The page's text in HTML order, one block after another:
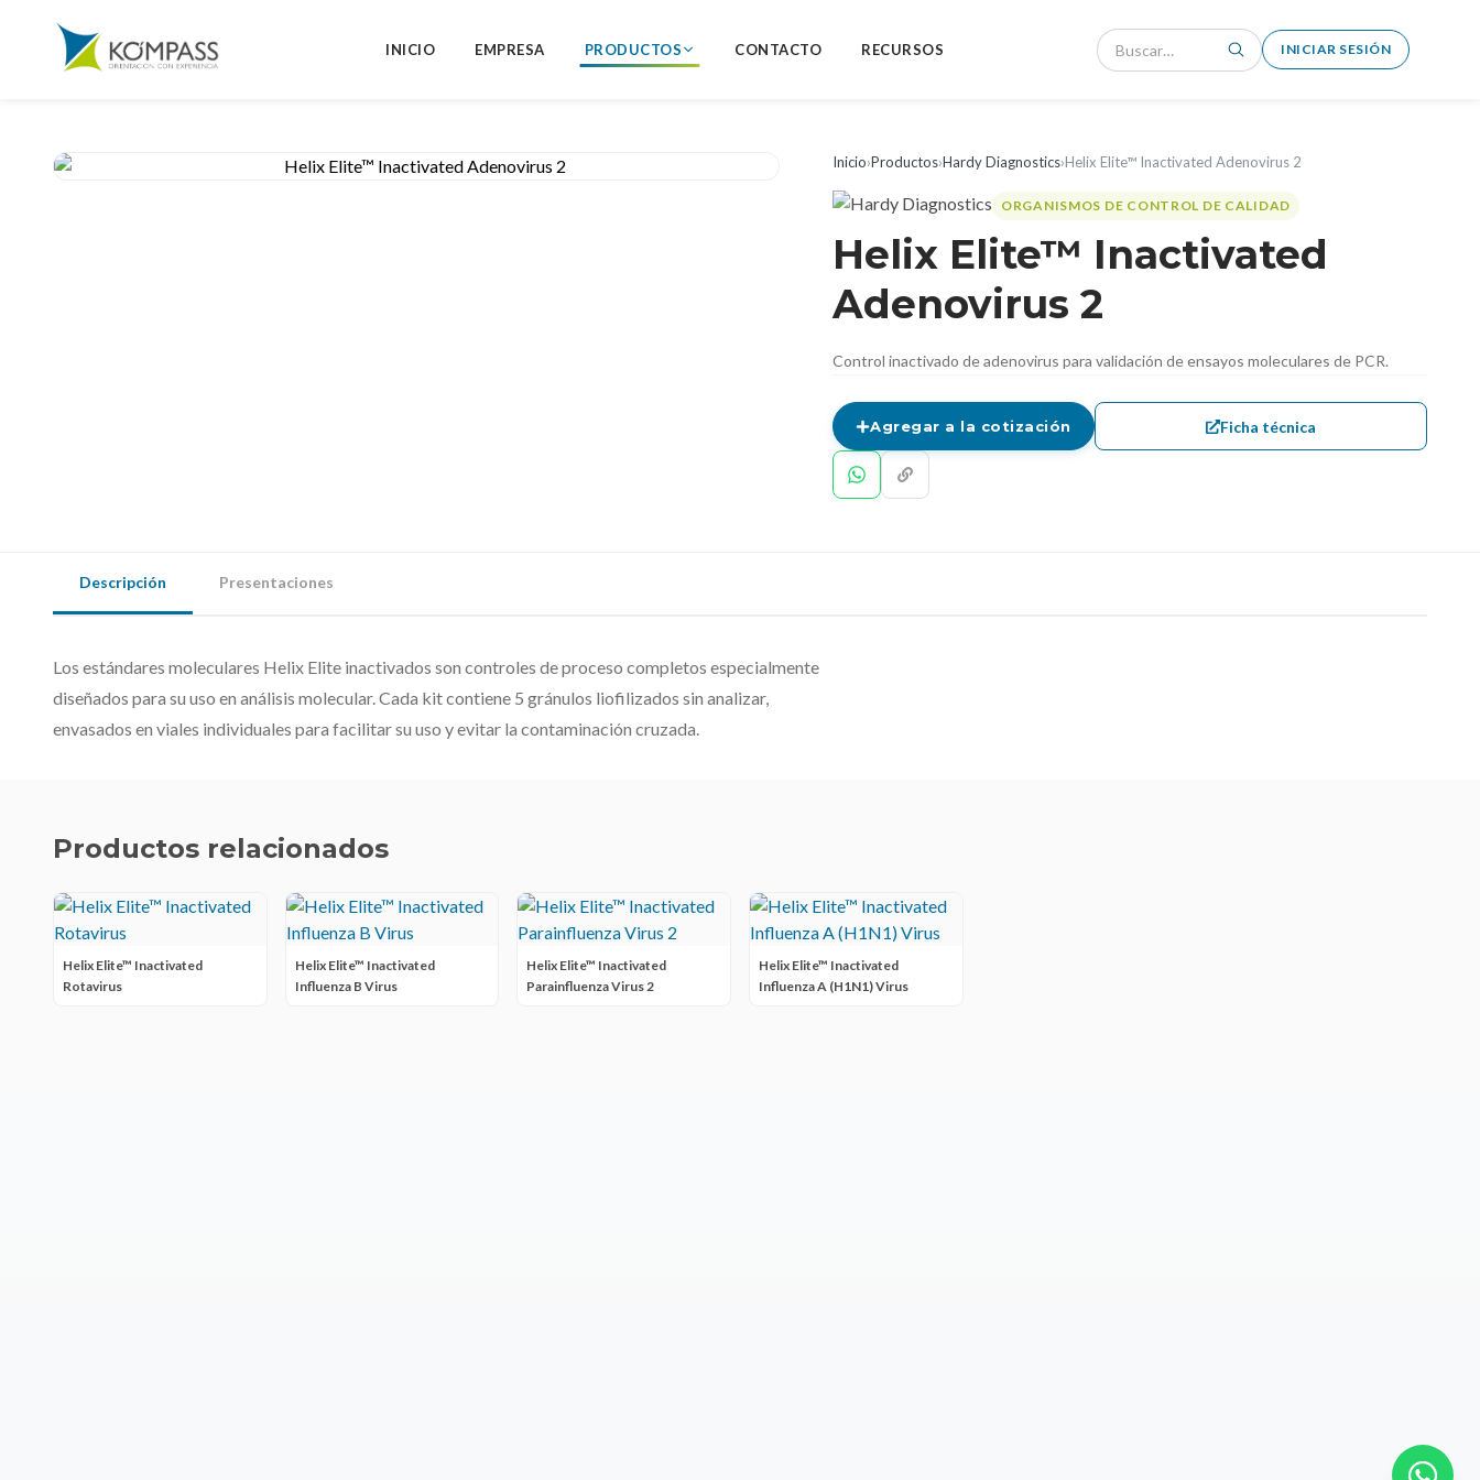
INICIO EMPRESA PRODUCTOS CONTACTO RECURSOS INICIAR SESIÓN
Inicio›Productos›Hardy Diagnostics›Helix Elite™ Inactivated Adenovirus 2
ORGANISMOS DE CONTROL DE CALIDAD
Helix Elite™ Inactivated
Adenovirus 2
Control inactivado de adenovirus para validación de ensayos moleculares de PCR.
Agregar a la cotización Ficha técnica
Descripción Presentaciones
Los estándares moleculares Helix Elite inactivados son controles de proceso completos especialmente
diseñados para su uso en análisis molecular. Cada kit contiene 5 gránulos liofilizados sin analizar,
envasados ​​en viales individuales para facilitar su uso y evitar la contaminación cruzada.
Productos relacionados
Helix Elite™ Inactivated
Rotavirus
Helix Elite™ Inactivated
Influenza B Virus
Helix Elite™ Inactivated
Parainfluenza Virus 2
Helix Elite™ Inactivated
Influenza A (H1N1) Virus